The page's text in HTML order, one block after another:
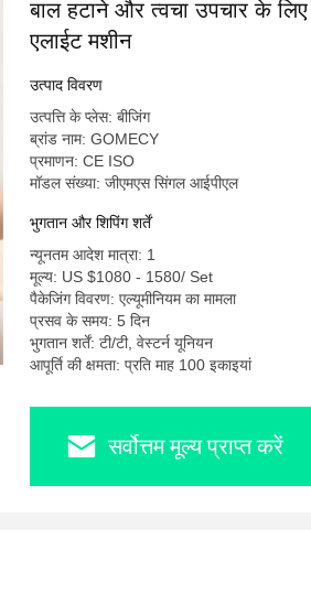
बाल हटाने और त्वचा उपचार के
एलाईट मशीन
उत्पाद विवरण
उत्पत्ति के प्लेस: बीजिंग
ब्रांड नाम: GOMECY
प्रमाणन: CE ISO
मॉडल संख्या: जीएमएस सिंगल आईपीएल
भुगतान और शिपिंग शर्तें
न्यूनतम आदेश मात्रा: 1
मूल्य: US $1080 - 1580/ Set
पैकेजिंग विवरण: एल्यूमीनियम का मामला
प्रसव के समय: 5 दिन
भुगतान शर्तें: टी/टी, वेस्टर्न यूनियन
आपूर्ति की क्षमता: प्रति माह 100 इकाइयां
सर्वोत्तम मूल्य प्राप्त करें